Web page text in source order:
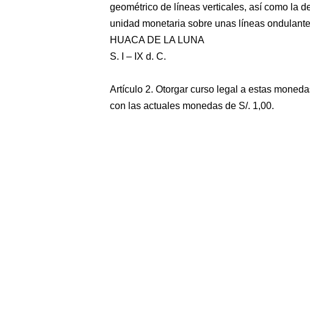
geométrico de líneas verticales, así como la
unidad monetaria sobre unas líneas
HUACA DE LA LUNA
S. I – IX d. C.
Artículo 2. Otorgar curso legal a estas
con las actuales monedas de S/. 1,00.